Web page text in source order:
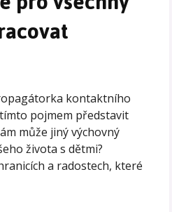
kontaktního
pojmem představit
může jiný výchovný
života s dětmi?
a radostech, které